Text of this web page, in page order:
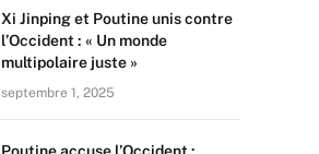
Xi Jinping et Poutine unis contre
l’Occident : « Un monde
multipolaire juste »
septembre 1, 2025